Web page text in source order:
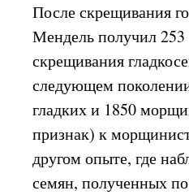
После скрещивания
Мендель получил
скрещивания
следующем
гладких и 1850
признак) к
другом опыте, где
семян, полученных